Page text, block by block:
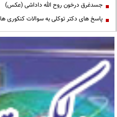
جسدغرق درخون روح الله داداشی (عکس)
پاسخ های دکتر توکلی به سوالات کنکوری ها